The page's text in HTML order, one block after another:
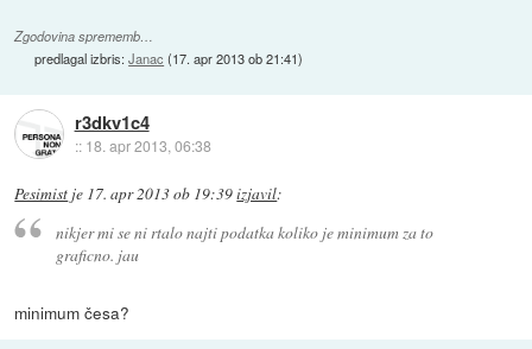
Zgodovina sprememb…
predlagal izbris:Janac (17. apr 2013 ob 21:41)
r3dkv1c4
:: 18. apr 2013, 06:38
Pesimist je 17. apr 2013 ob 19:39izjavil:
nikjer mi se ni rtalo najti podatka koliko je minimum za to
graficno. jau
minimum česa?